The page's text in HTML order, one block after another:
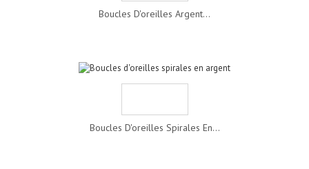
Boucles D'oreilles Argent...
Boucles D'oreilles Spirales En...